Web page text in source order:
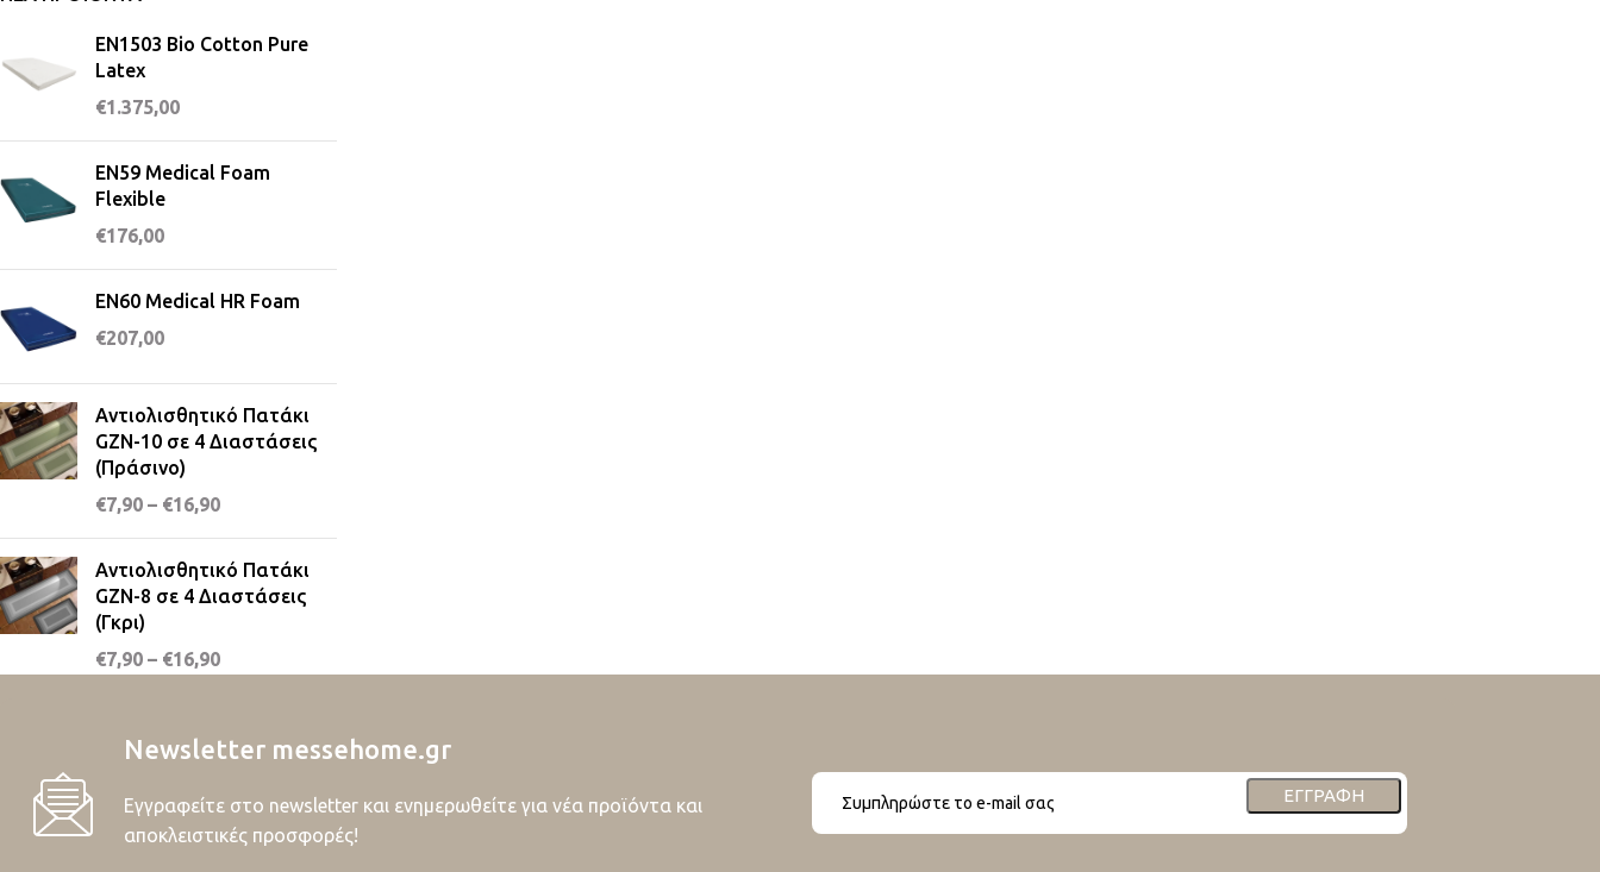
EN1503 Bio Cotton Pure
Latex
€1.375,00
EN59 Medical Foam
Flexible
€176,00
EN60 Medical HR Foam
€207,00
Αντιολισθητικό Πατάκι
GZN-10 σε 4 Διαστάσεις
(Πράσινο)
€7,90 – €16,90
Αντιολισθητικό Πατάκι
GZN-8 σε 4 Διαστάσεις
(Γκρι)
€7,90 – €16,90
Newsletter messehome.gr
Εγγραφείτε στο newsletter και ενημερωθείτε για νέα προϊόντα και
αποκλειστικές προσφορές!
ΕΓΓΡΑΦΉ